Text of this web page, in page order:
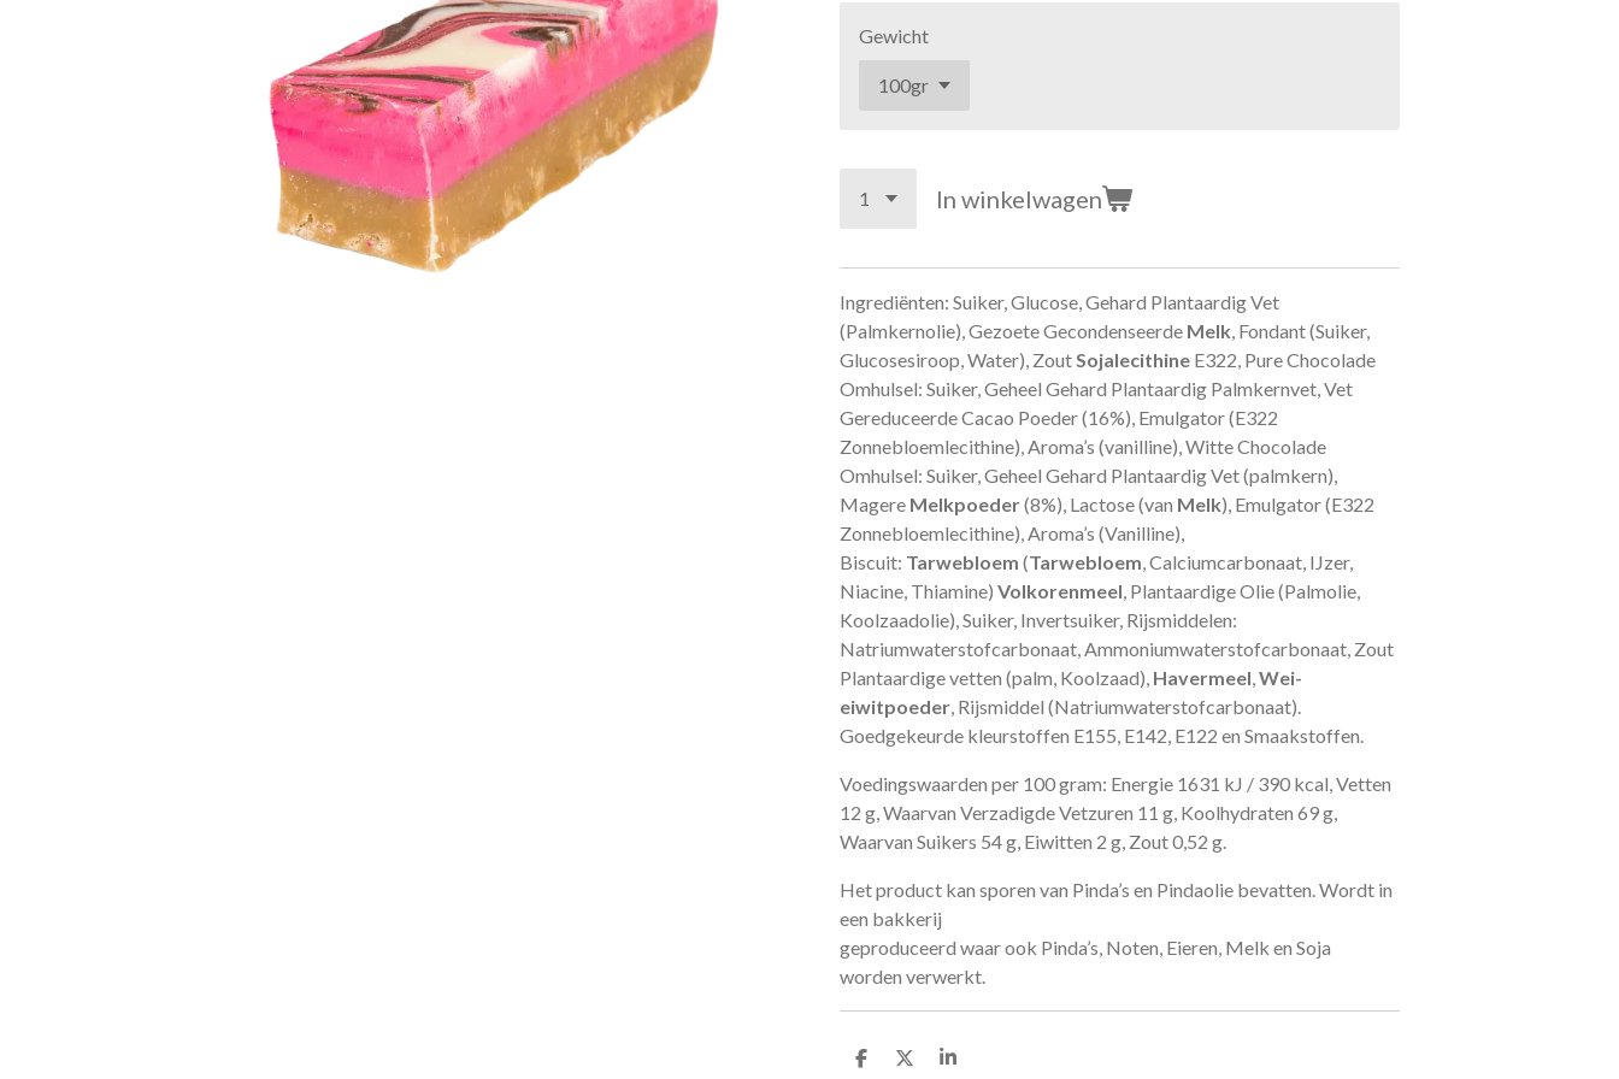
Gewicht
In winkelwagen
Ingrediënten: Suiker, Glucose, Gehard Plantaardig Vet
(Palmkernolie), Gezoete Gecondenseerde Melk , Fondant (Suiker,
Glucosesiroop, Water), Zout Sojalecithine E322, Pure Chocolade
Omhulsel: Suiker, Geheel Gehard Plantaardig Palmkernvet, Vet
Gereduceerde Cacao Poeder (16%), Emulgator (E322
Zonnebloemlecithine), Aroma’s (vanilline), Witte Chocolade
Omhulsel: Suiker, Geheel Gehard Plantaardig Vet (palmkern),
Magere Melkpoeder(8%), Lactose (van Melk), Emulgator (E322
Zonnebloemlecithine), Aroma’s (Vanilline),
Biscuit: Tarwebloem (Tarwebloem , Calciumcarbonaat, IJzer,
Niacine, Thiamine) Volkorenmeel , Plantaardige Olie (Palmolie,
Koolzaadolie), Suiker, Invertsuiker, Rijsmiddelen:
Natriumwaterstofcarbonaat, Ammoniumwaterstofcarbonaat, Zout
Plantaardige vetten (palm, Koolzaad), Havermeel Wei-
eiwitpoeder , Rijsmiddel (Natriumwaterstofcarbonaat).
Goedgekeurde kleurstoffen E155, E142, E122 en Smaakstoffen.
Voedingswaarden per 100 gram: Energie 1631 kJ / 390 kcal, Vetten
12 g, Waarvan Verzadigde Vetzuren 11 g, Koolhydraten 69 g,
Waarvan Suikers 54 g, Eiwitten 2 g, Zout 0,52 g.
Het product kan sporen van Pinda’s en Pindaolie bevatten. Wordt in
een bakkerij
geproduceerd waar ook Pinda’s, Noten, Eieren, Melk en Soja
worden verwerkt.
D
D
S